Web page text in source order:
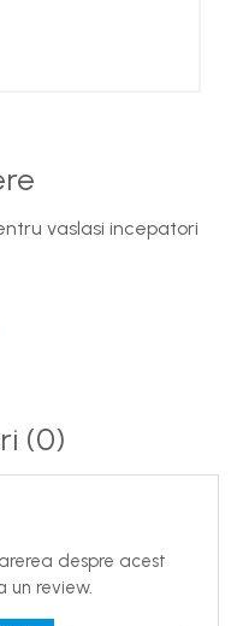
vaslasi incepatori
(0)
despre acest
un review.